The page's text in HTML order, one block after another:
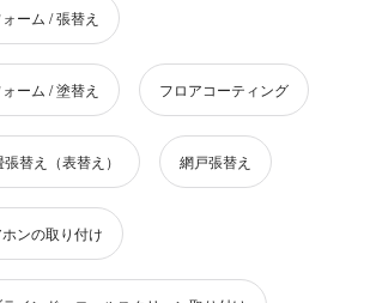
ーム / 張替え
ーム / 塗替え フロアコーティング
張替え（表替え） 網戸張替え
ンの取り付け